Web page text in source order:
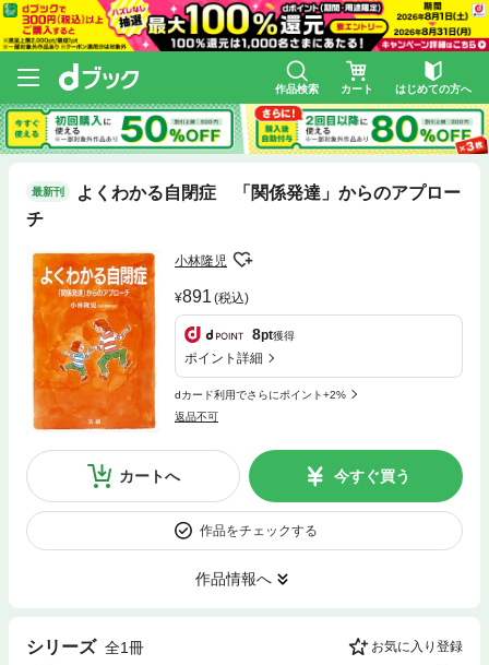
作品検索 カート はじめての方へ
最新刊
よくわかる自閉症 「関係発達」からのアプロー
チ
小林隆児
891 (税込)
8pt獲得
ポイント詳細
dカード利用でさらにポイント+2%
返品不可
カートへ 今すぐ買う
作品をチェックする
作品情報へ
シリーズ 全1冊 お気に入り登録